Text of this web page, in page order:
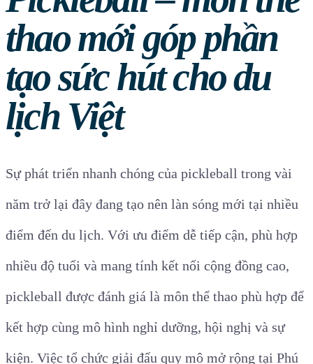
thao mới góp phần
tạo sức hút cho du
lịch Việt
Sự phát triển nhanh chóng của pickleball trong vài
năm trở lại đây đang tạo nên làn sóng mới tại nhiều
điểm đến du lịch. Với ưu điểm dễ tiếp cận, phù hợp
nhiều độ tuổi và mang tính kết nối cộng đồng cao,
pickleball được đánh giá là môn thể thao phù hợp để
kết hợp cùng mô hình nghỉ dưỡng, hội nghị và sự
kiện. Việc tổ chức giải đấu quy mô mở rộng tại Phú